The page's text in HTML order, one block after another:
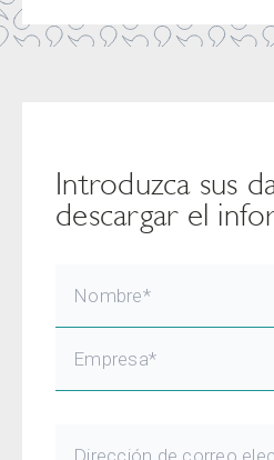
Introduzca sus
descargar el